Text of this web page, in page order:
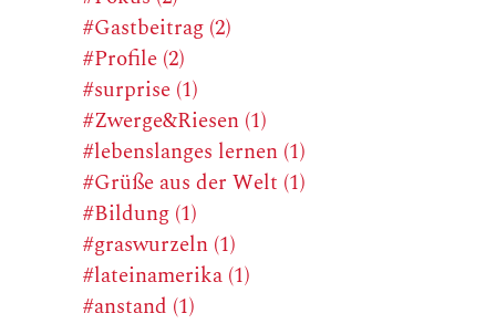
#Gastbeitrag (2)
#Profile (2)
#surprise (1)
#Zwerge&Riesen (1)
#lebenslanges lernen (1)
#Grüße aus der Welt (1)
#Bildung (1)
#graswurzeln (1)
#lateinamerika (1)
#anstand (1)